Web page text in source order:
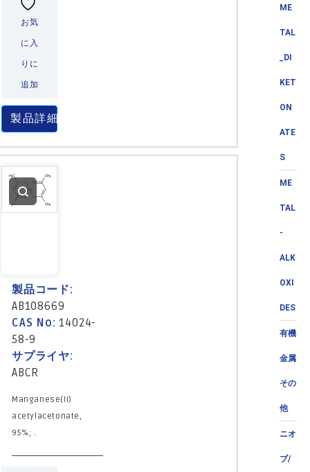
ME
TAL
_DI
KET
ON
ATE
S
ME
TAL
-
ALK
OXI
DES
有機
金属
その
他
ニオ
ブ/
お気
に入
りに
追加
製品詳細
製品コード:
AB108669
CAS No:14024-
58-9
サプライヤ:
ABCR
Manganese(II)
acetylacetonate,
95%; .